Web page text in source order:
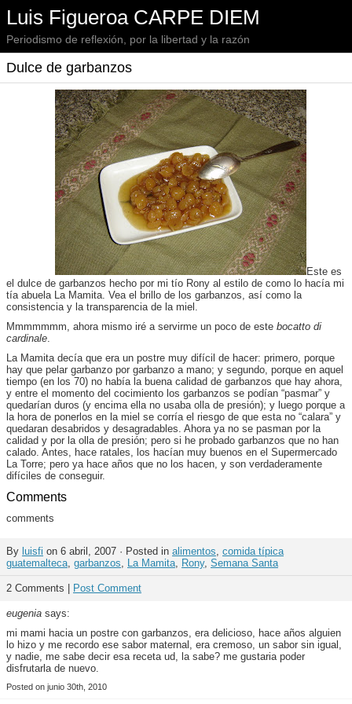
Luis Figueroa CARPE DIEM
Periodismo de reflexión, por la libertad y la razón
Dulce de garbanzos
Este es
el dulce de garbanzos hecho por mi tío Rony al estilo de como lo hacía mi
tía abuela La Mamita. Vea el brillo de los garbanzos, así como la
consistencia y la transparencia de la miel.
Mmmmmmm, ahora mismo iré a servirme un poco de este bocatto di
cardinale.
La Mamita decía que era un postre muy difícil de hacer: primero, porque
hay que pelar garbanzo por garbanzo a mano; y segundo, porque en aquel
tiempo (en los 70) no había la buena calidad de garbanzos que hay ahora,
y entre el momento del cocimiento los garbanzos se podían “pasmar” y
quedarían duros (y encima ella no usaba olla de presión); y luego porque a
la hora de ponerlos en la miel se corría el riesgo de que esta no “calara” y
quedaran desabridos y desagradables. Ahora ya no se pasman por la
calidad y por la olla de presión; pero si he probado garbanzos que no han
calado. Antes, hace ratales, los hacían muy buenos en el Supermercado
La Torre; pero ya hace años que no los hacen, y son verdaderamente
difíciles de conseguir.
Comments
comments
By luisfi on 6 abril, 2007 · Posted in alimentos, comida típica
guatemalteca, garbanzos, La Mamita, Rony, Semana Santa
2 Comments | Post Comment
eugenia says:
mi mami hacia un postre con garbanzos, era delicioso, hace años alguien
lo hizo y me recordo ese sabor maternal, era cremoso, un sabor sin igual,
y nadie, me sabe decir esa receta ud, la sabe? me gustaria poder
disfrutarla de nuevo.
Posted on junio 30th, 2010